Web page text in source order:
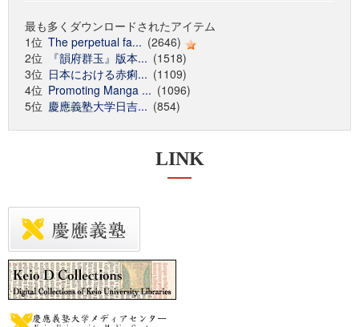
最も多くダウンロードされたアイテム
1位 The perpetual fa... (2646)
2位
『韻府群玉』版本... (1518)
3位 日本における赤痢... (1109)
4位 Promoting Manga ... (1096)
5位 慶應義塾大学日吉... (854)
LINK